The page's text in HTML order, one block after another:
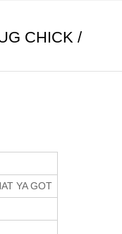
CHICK /
YA GOT